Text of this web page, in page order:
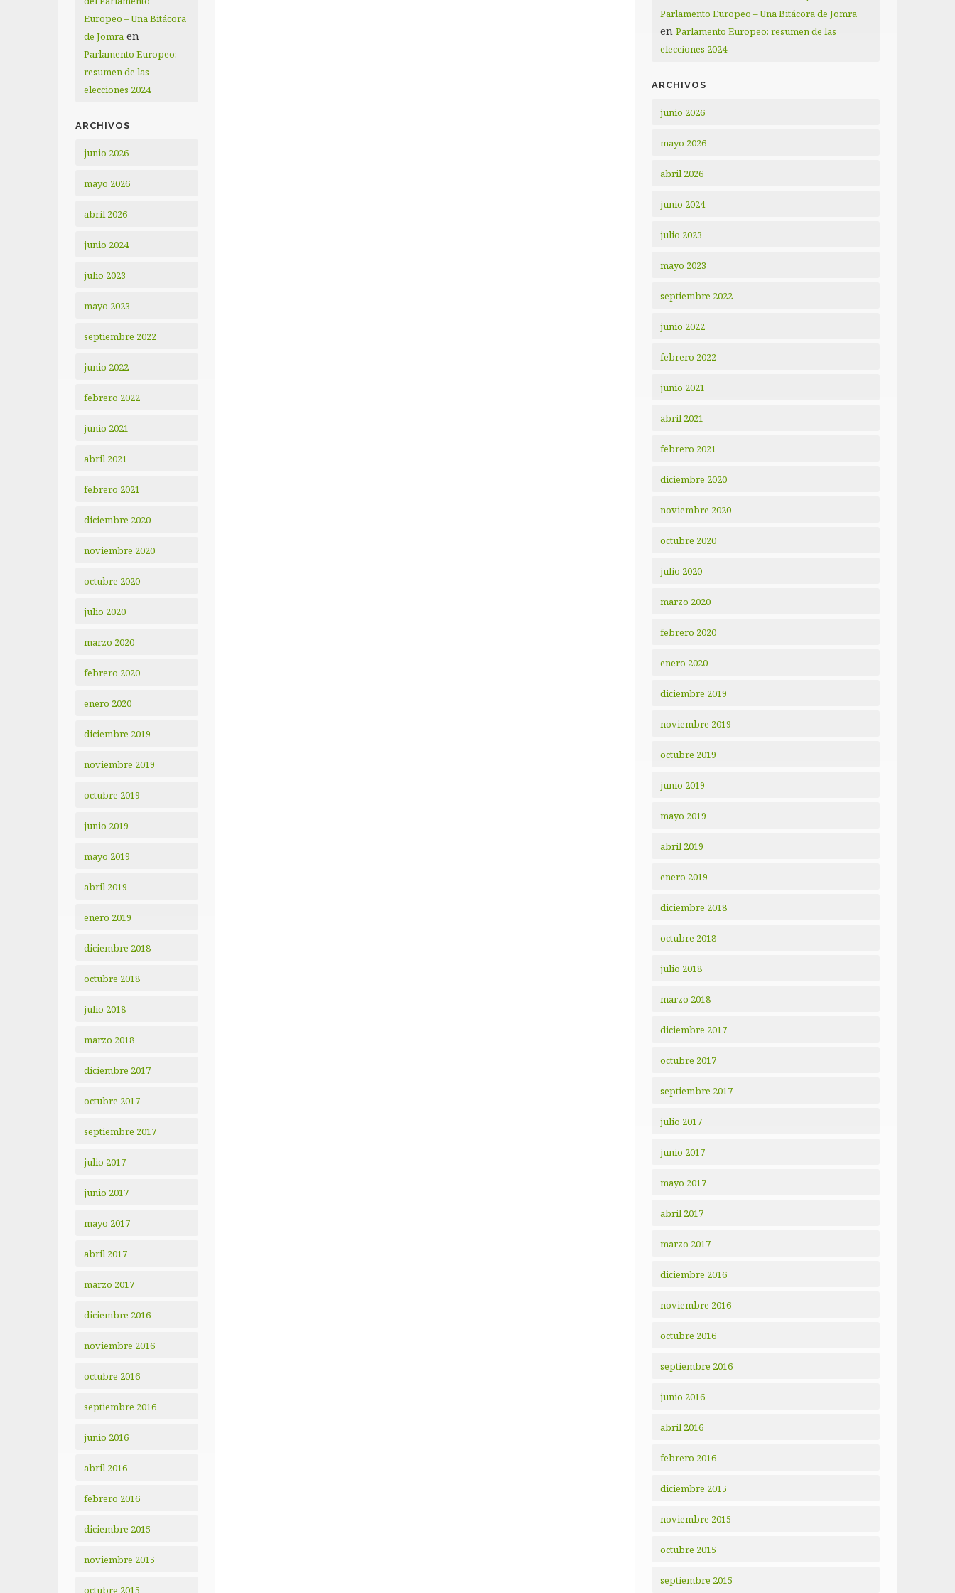
Europeo – Una Bitácora
de Jomra en
Parlamento Europeo:
resumen de las
elecciones 2024
ARCHIVOS
junio 2026
mayo 2026
abril 2026
junio 2024
julio 2023
mayo 2023
septiembre 2022
junio 2022
febrero 2022
junio 2021
abril 2021
febrero 2021
diciembre 2020
noviembre 2020
octubre 2020
julio 2020
marzo 2020
febrero 2020
enero 2020
diciembre 2019
noviembre 2019
octubre 2019
junio 2019
mayo 2019
abril 2019
enero 2019
diciembre 2018
octubre 2018
julio 2018
marzo 2018
diciembre 2017
octubre 2017
septiembre 2017
julio 2017
junio 2017
mayo 2017
abril 2017
marzo 2017
diciembre 2016
noviembre 2016
octubre 2016
septiembre 2016
junio 2016
abril 2016
febrero 2016
diciembre 2015
noviembre 2015
Parlamento Europeo – Una Bitácora de Jomra
enParlamento Europeo: resumen de las
elecciones 2024
ARCHIVOS
junio 2026
mayo 2026
abril 2026
junio 2024
julio 2023
mayo 2023
septiembre 2022
junio 2022
febrero 2022
junio 2021
abril 2021
febrero 2021
diciembre 2020
noviembre 2020
octubre 2020
julio 2020
marzo 2020
febrero 2020
enero 2020
diciembre 2019
noviembre 2019
octubre 2019
junio 2019
mayo 2019
abril 2019
enero 2019
diciembre 2018
octubre 2018
julio 2018
marzo 2018
diciembre 2017
octubre 2017
septiembre 2017
julio 2017
junio 2017
mayo 2017
abril 2017
marzo 2017
diciembre 2016
noviembre 2016
octubre 2016
septiembre 2016
junio 2016
abril 2016
febrero 2016
diciembre 2015
noviembre 2015
octubre 2015
septiembre 2015